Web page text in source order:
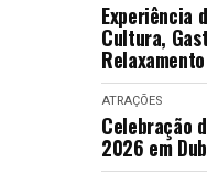
Experiência
Cultura,
Relaxamento
ATRAÇÕES
Celebração
2026 em